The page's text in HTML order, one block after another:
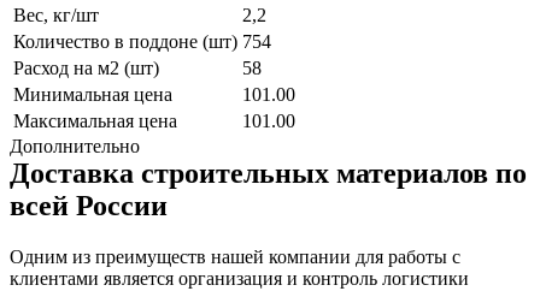
Вес, кг/шт
2,2
Количество в поддоне (шт) 754
Расход на м2 (шт)
58
Минимальная цена
101.00
Максимальная цена
101.00
Дополнительно
Доставка строительных материалов по
всей России
Одним из преимуществ нашей компании для работы с
клиентами является организация и контроль логистики